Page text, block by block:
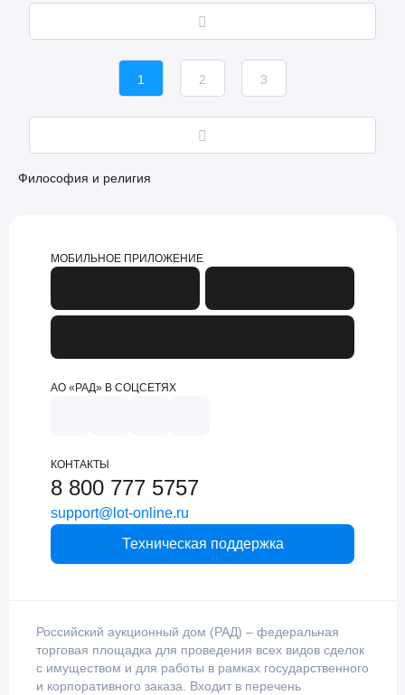
1 2 3
Философия и религия
МОБИЛЬНОЕ ПРИЛОЖЕНИЕ
АО «РАД» В СОЦСЕТЯХ
КОНТАКТЫ
8 800 777 5757
support@lot-online.ru
Техническая поддержка
Российский аукционный дом (РАД) – федеральная
торговая площадка для проведения всех видов сделок
с имуществом и для работы в рамках государственного
и корпоративного заказа. Входит в перечень